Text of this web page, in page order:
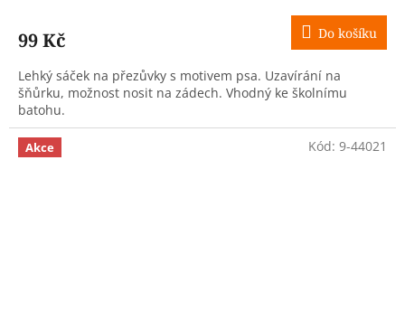
99 Kč Do košíku
Lehký sáček na přezůvky s motivem psa. Uzavírání na
šňůrku, možnost nosit na zádech. Vhodný ke školnímu
batohu.
Akce Kód: 9-44021